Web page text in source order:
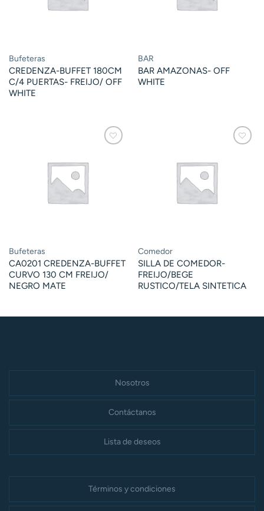
Bufeteras
CREDENZA-BUFFET 180CM
C/4 PUERTAS- FREIJO/ OFF
WHITE
BAR
BAR AMAZONAS- OFF
WHITE
Bufeteras
CA0201 CREDENZA-BUFFET
CURVO 130 CM FREIJO/
NEGRO MATE
Comedor
SILLA DE COMEDOR-
FREIJO/BEGE
RUSTICO/TELA SINTETICA
Nosotros
Contáctanos
Lista de deseos
Términos y condiciones